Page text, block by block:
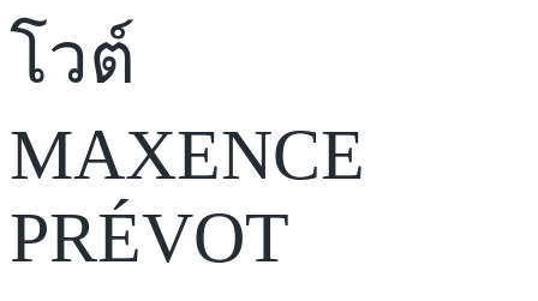
โวต์
MAXENCE
PRÉVOT